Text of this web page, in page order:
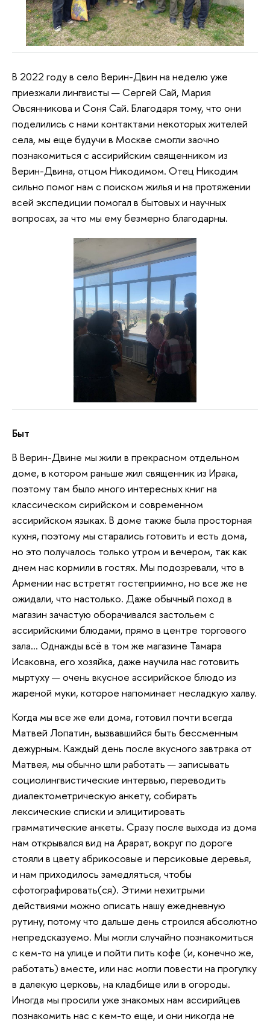
В 2022 году в село Верин-Двин на неделю уже
приезжали лингвисты — Сергей Сай, Мария
Овсянникова и Соня Сай. Благодаря тому, что они
поделились с нами контактами некоторых жителей
села, мы еще будучи в Москве смогли заочно
познакомиться с ассирийским священником из
Верин-Двина, отцом Никодимом. Отец Никодим
сильно помог нам с поиском жилья и на протяжении
всей экспедиции помогал в бытовых и научных
вопросах, за что мы ему безмерно благодарны.
Быт
В Верин-Двине мы жили в прекрасном отдельном
доме, в котором раньше жил священник из Ирака,
поэтому там было много интересных книг на
классическом сирийском и современном
ассирийском языках. В доме также была просторная
кухня, поэтому мы старались готовить и есть дома,
но это получалось только утром и вечером, так как
днем нас кормили в гостях. Мы подозревали, что в
Армении нас встретят гостеприимно, но все же не
ожидали, что настолько. Даже обычный поход в
магазин зачастую оборачивался застольем с
ассирийскими блюдами, прямо в центре торгового
зала… Однажды всё в том же магазине Тамара
Исаковна, его хозяйка, даже научила нас готовить
мыртуху — очень вкусное ассирийское блюдо из
жареной муки, которое напоминает несладкую халву.
Когда мы все же ели дома, готовил почти всегда
Матвей Лопатин, вызвавшийся быть бессменным
дежурным. Каждый день после вкусного завтрака от
Матвея, мы обычно шли работать — записывать
социолингвистические интервью, переводить
диалектометрическую анкету, собирать
лексические списки и элицитировать
грамматические анкеты. Сразу после выхода из дома
нам открывался вид на Арарат, вокруг по дороге
стояли в цвету абрикосовые и персиковые деревья,
и нам приходилось замедляться, чтобы
сфотографировать(ся). Этими нехитрыми
действиями можно описать нашу ежедневную
рутину, потому что дальше день строился абсолютно
непредсказуемо. Мы могли случайно познакомиться
с кем-то на улице и пойти пить кофе (и, конечно же,
работать) вместе, или нас могли повести на прогулку
в далекую церковь, на кладбище или в огороды.
Иногда мы просили уже знакомых нам ассирийцев
познакомить нас с кем-то еще, и они никогда не